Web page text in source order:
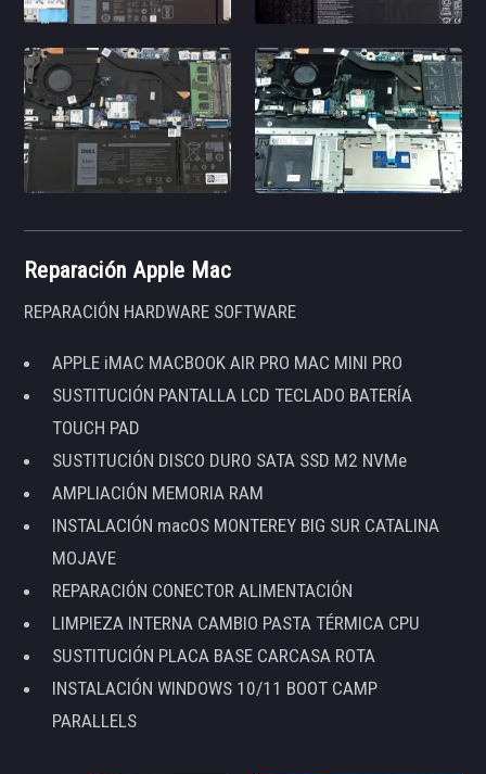
Reparación Apple Mac
REPARACIÓN HARDWARE SOFTWARE
APPLE iMAC MACBOOK AIR PRO MAC MINI PRO
SUSTITUCIÓN PANTALLA LCD TECLADO BATERÍA
TOUCH PAD
SUSTITUCIÓN DISCO DURO SATA SSD M2 NVMe
AMPLIACIÓN MEMORIA RAM
INSTALACIÓN macOS MONTEREY BIG SUR CATALINA
MOJAVE
REPARACIÓN CONECTOR ALIMENTACIÓN
LIMPIEZA INTERNA CAMBIO PASTA TÉRMICA CPU
SUSTITUCIÓN PLACA BASE CARCASA ROTA
INSTALACIÓN WINDOWS 10/11 BOOT CAMP
PARALLELS